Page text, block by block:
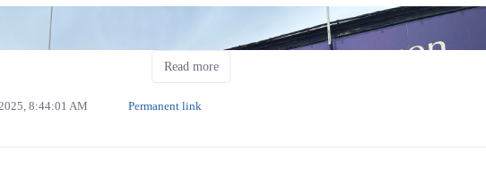
aufgeräumt und gepflegt sind. Dabei wechseln sich diese Abschnitte in
ab. Und auch Kunstobjekte sind, wie in vielen anderen Gärten dieser
Read more
8:44:01 AM Permanent link